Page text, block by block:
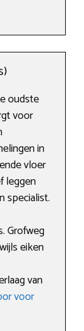
oudste
voor
in
vloer
leggen
specialist.
Grofweg
eiken
van
voor